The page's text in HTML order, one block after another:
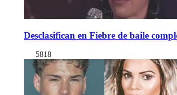
Desclasifican en Fiebre de baile
5818